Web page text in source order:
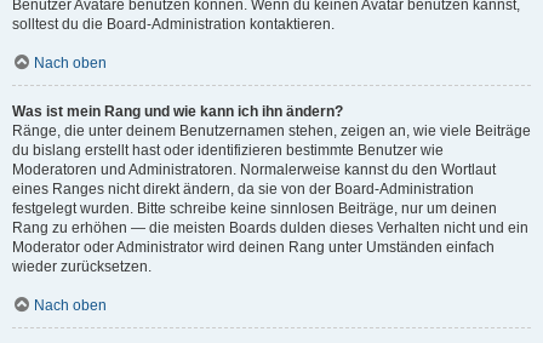
Benutzer Avatare benutzen können. Wenn du keinen Avatar benutzen kannst,
solltest du die Board-Administration kontaktieren.
Nach oben
Was ist mein Rang und wie kann ich ihn ändern?
Ränge, die unter deinem Benutzernamen stehen, zeigen an, wie viele Beiträge
du bislang erstellt hast oder identifizieren bestimmte Benutzer wie
Moderatoren und Administratoren. Normalerweise kannst du den Wortlaut
eines Ranges nicht direkt ändern, da sie von der Board-Administration
festgelegt wurden. Bitte schreibe keine sinnlosen Beiträge, nur um deinen
Rang zu erhöhen — die meisten Boards dulden dieses Verhalten nicht und ein
Moderator oder Administrator wird deinen Rang unter Umständen einfach
wieder zurücksetzen.
Nach oben